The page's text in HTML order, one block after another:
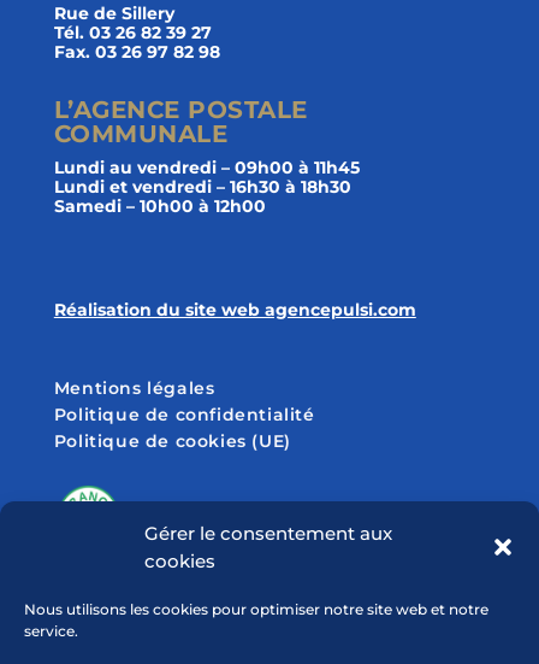
Gérer le consentement aux
cookies
Nous utilisons les cookies pour optimiser notre site web et notre
service.
Rue de Sillery
Tél. 03 26 82 39 27
Fax. 03 26 97 82 98
L’AGENCE POSTALE
COMMUNALE
Lundi au vendredi – 09h00 à 11h45
Lundi et vendredi – 16h30 à 18h30
Samedi – 10h00 à 12h00
Réalisation du site web agencepulsi.com
Mentions légales
Politique de confidentialité
Politique de cookies (UE)
SUIVEZ-NOUS SUR